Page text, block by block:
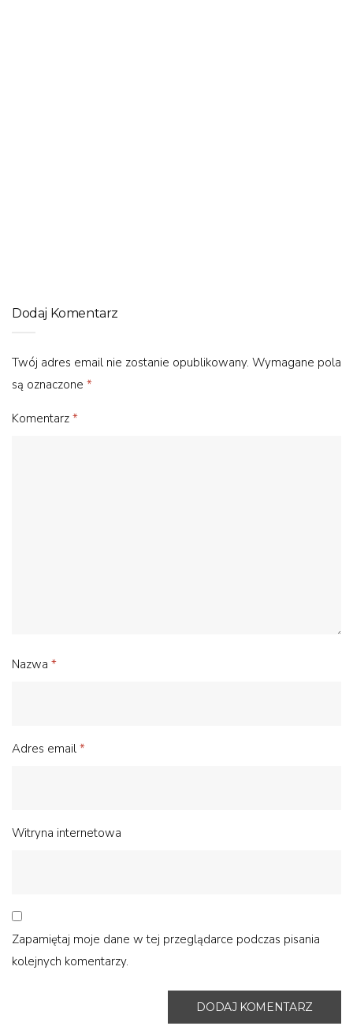
Dodaj Komentarz
Twój adres email nie zostanie opublikowany. Wymagane pola
są oznaczone *
Komentarz *
Nazwa *
Adres email *
Witryna internetowa
Zapamiętaj moje dane w tej przeglądarce podczas pisania
kolejnych komentarzy.